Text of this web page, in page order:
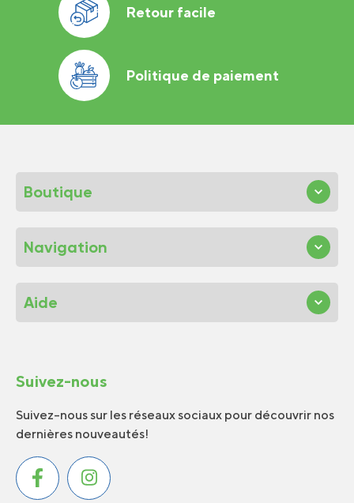
Retour facile
Politique de paiement
Boutique
Navigation
Aide
Suivez-nous
Suivez-nous sur les réseaux sociaux pour découvrir nos
dernières nouveautés!